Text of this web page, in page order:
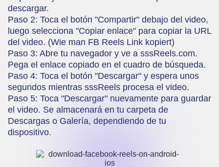
descargar.
Paso 2: Toca el botón "Compartir" debajo del video,
luego selecciona "Copiar enlace" para copiar la URL
del video. (Wie man FB Reels Link kopiert)
Paso 3: Abre tu navegador y ve a sssReels.com.
Pega el enlace copiado en el cuadro de búsqueda.
Paso 4: Toca el botón "Descargar" y espera unos
segundos mientras sssReels procesa el video.
Paso 5: Toca "Descargar" nuevamente para guardar
el video. Se almacenará en tu carpeta de
Descargas o Galería, dependiendo de tu
dispositivo.